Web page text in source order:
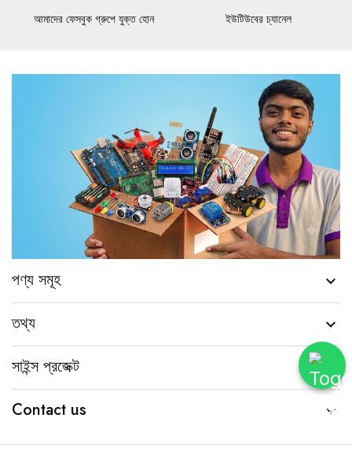
আমাদের ফেসবুক গ্রুপে যুক্ত হোন ইউটিউবের চ্যানেল
পণ্য সমূহ 
তথ্য 
সাইন্স প্রজেক্ট
Contact us 